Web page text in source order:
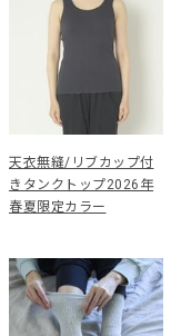
天衣無縫/リブカップ付
きタンクトップ2026年
春夏限定カラー